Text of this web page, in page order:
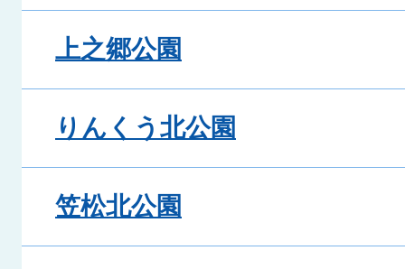
上之郷公園
りんくう北公園
笠松北公園